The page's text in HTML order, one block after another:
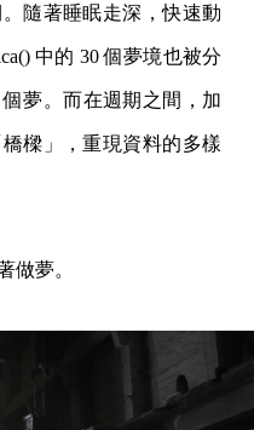
隨著睡眠走深，快速動
中的 30 個夢境也被分
夢。而在週期之間，加
樑」，重現資料的多樣
做夢。